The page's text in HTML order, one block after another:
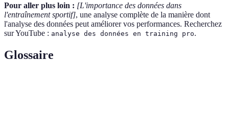
Pour aller plus loin : [L'importance des données dans
l'entraînement sportif], une analyse complète de la manière dont
l'analyse des données peut améliorer vos performances. Recherchez
sur YouTube : analyse des données en training pro.
Glossaire